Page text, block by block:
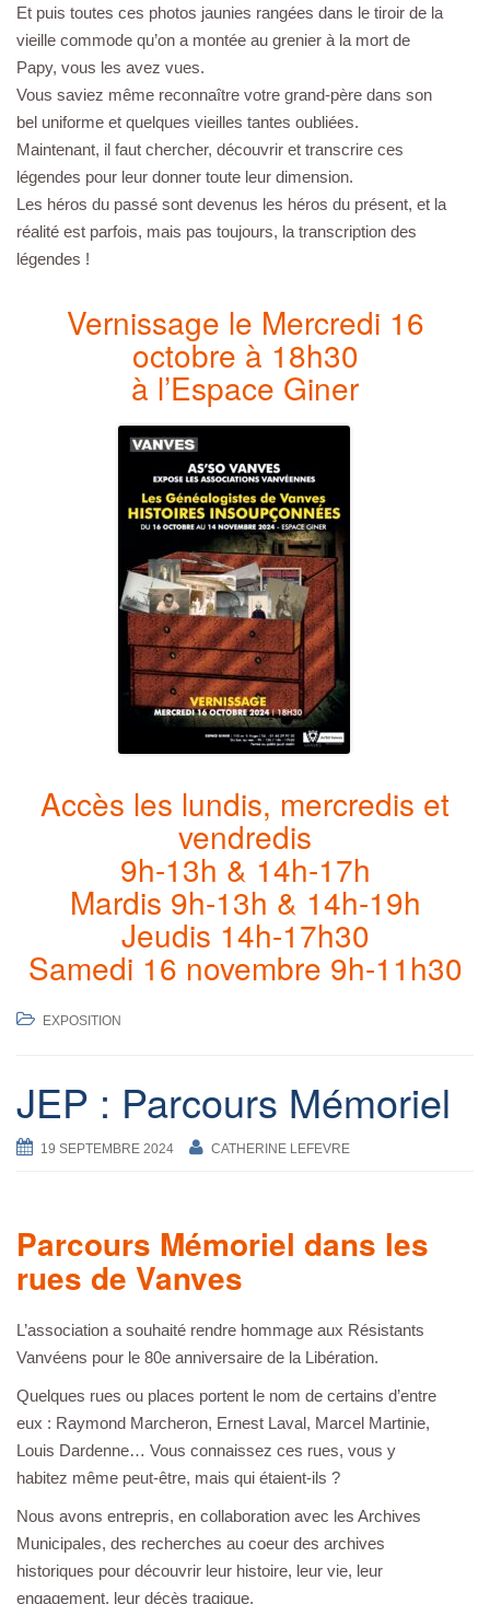
Et puis toutes ces photos jaunies rangées dans le tiroir de la
vieille commode qu’on a montée au grenier à la mort de
Papy, vous les avez vues.
Vous saviez même reconnaître votre grand-père dans son
bel uniforme et quelques vieilles tantes oubliées.
Maintenant, il faut chercher, découvrir et transcrire ces
légendes pour leur donner toute leur dimension.
Les héros du passé sont devenus les héros du présent, et la
réalité est parfois, mais pas toujours, la transcription des
légendes !
Vernissage le Mercredi 16
octobre à 18h30
à l’Espace Giner
Accès les lundis, mercredis et
vendredis
9h-13h & 14h-17h
Mardis 9h-13h & 14h-19h
Jeudis 14h-17h30
Samedi 16 novembre 9h-11h30
EXPOSITION
JEP : Parcours Mémoriel
19 SEPTEMBRE 2024 CATHERINE LEFEVRE
Parcours Mémoriel dans les
rues de Vanves
L’association a souhaité rendre hommage aux Résistants
Vanvéens pour le 80e anniversaire de la Libération.
Quelques rues ou places portent le nom de certains d’entre
eux : Raymond Marcheron, Ernest Laval, Marcel Martinie,
Louis Dardenne… Vous connaissez ces rues, vous y
habitez même peut-être, mais qui étaient-ils ?
Nous avons entrepris, en collaboration avec les Archives
Municipales, des recherches au coeur des archives
historiques pour découvrir leur histoire, leur vie, leur
engagement, leur décès tragique.